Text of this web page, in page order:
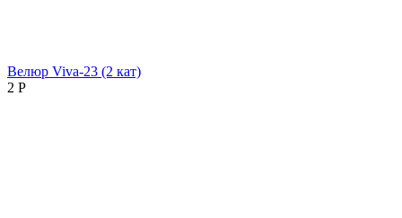
Велюр Viva-23 (2 кат)
2 Р